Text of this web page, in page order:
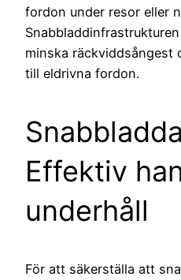
fordon under resor eller
minska räckviddsångest
till eldrivna fordon.
Effektiv
underhåll
För att säkerställa att